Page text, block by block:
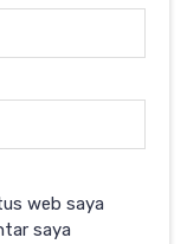
web saya
saya